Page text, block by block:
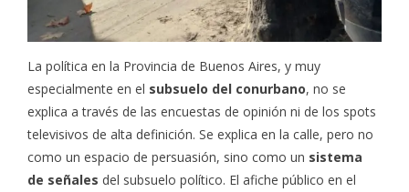
La política en la Provincia de Buenos Aires, y muy
especialmente en el subsuelo del conurbano, no se
explica a través de las encuestas de opinión ni de los spots
televisivos de alta definición. Se explica en la calle, pero no
como un espacio de persuasión, sino como un sistema
de señales del subsuelo político. El afiche público en el